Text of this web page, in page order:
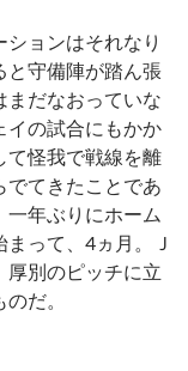
ョンはそれなり
と守備陣が踏ん張
まだなおっていな
イの試合にもかか
て怪我で戦線を離
でてきたことであ
一年ぶりにホーム
って、4ヵ月。Ｊ
厚別のピッチに立
だ。